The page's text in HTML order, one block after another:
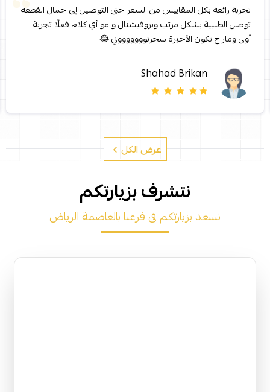
تجربة رائعة بكل المقاييس من السعر حتى التوصيل إلى جمال القطعه
توصل الطلبية بشكل مرتب وبروفيشنال و مو أي كلام فعلًا تجربة
أولى وماراح تكون الأخيرة سحرتوووووووني 😂
Shahad Brikan
عرض الكل
نتشرف بزيارتكم
نسعد بزيارتكم فى فرعنا بالعاصمة الرياض